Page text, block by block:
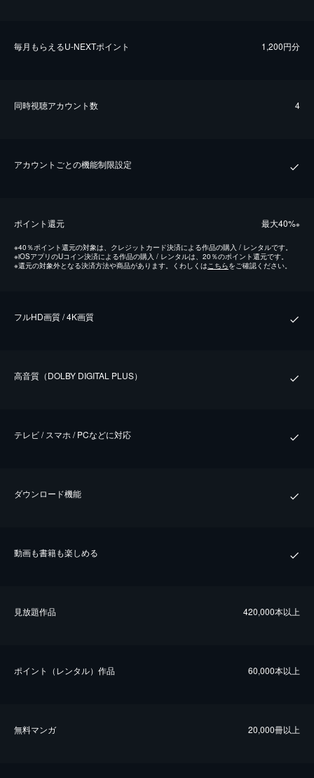
毎⽉もらえるU-NEXTポイント 1,200円分
同時視聴アカウント数 4
アカウントごとの機能制限設定
ポイント還元 最⼤40%※
※40％ポイント還元の対象は、クレジットカード決済による作品の購入 / レンタルです。
※iOSアプリのUコイン決済による作品の購入 / レンタルは、20％のポイント還元です。
※還元の対象外となる決済方法や商品があります。くわしくは こちらをご確認ください。
フルHD画質 / 4K画質
⾼⾳質（DOLBY DIGITAL PLUS）
テレビ / スマホ / PCなどに対応
ダウンロード機能
動画も書籍も楽しめる
⾒放題作品 420,000本以上
ポイント（レンタル）作品 60,000本以上
無料マンガ 20,000冊以上